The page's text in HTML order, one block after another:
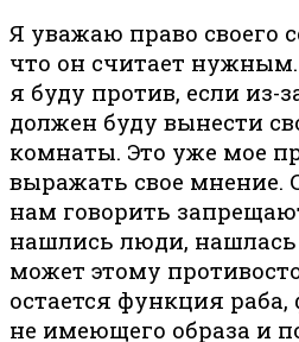
Я уважаю право своего
что он считает нужным.
я буду против, если из-
должен буду вынести
комнаты. Это уже мое
выражать свое мнение.
нам говорить
нашлись люди, нашлась
может этому
остается функция
не имеющего образа и